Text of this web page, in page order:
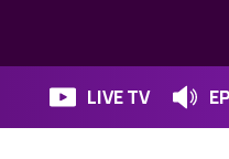
LIVE TV